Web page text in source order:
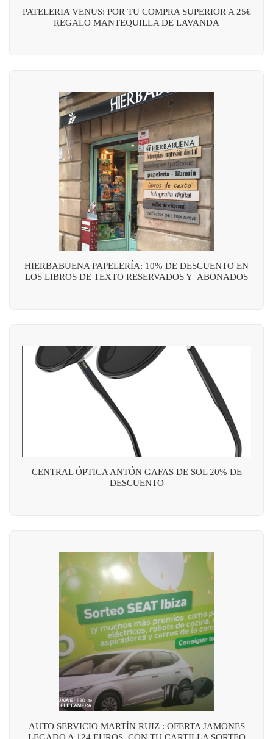
PATELERIA VENUS: POR TU COMPRA SUPERIOR A 25€
REGALO MANTEQUILLA DE LAVANDA
HIERBABUENA PAPELERÍA: 10% DE DESCUENTO EN
LOS LIBROS DE TEXTO RESERVADOS Y ABONADOS
CENTRAL ÓPTICA ANTÓN GAFAS DE SOL 20% DE
DESCUENTO
AUTO SERVICIO MARTÍN RUIZ : OFERTA JAMONES